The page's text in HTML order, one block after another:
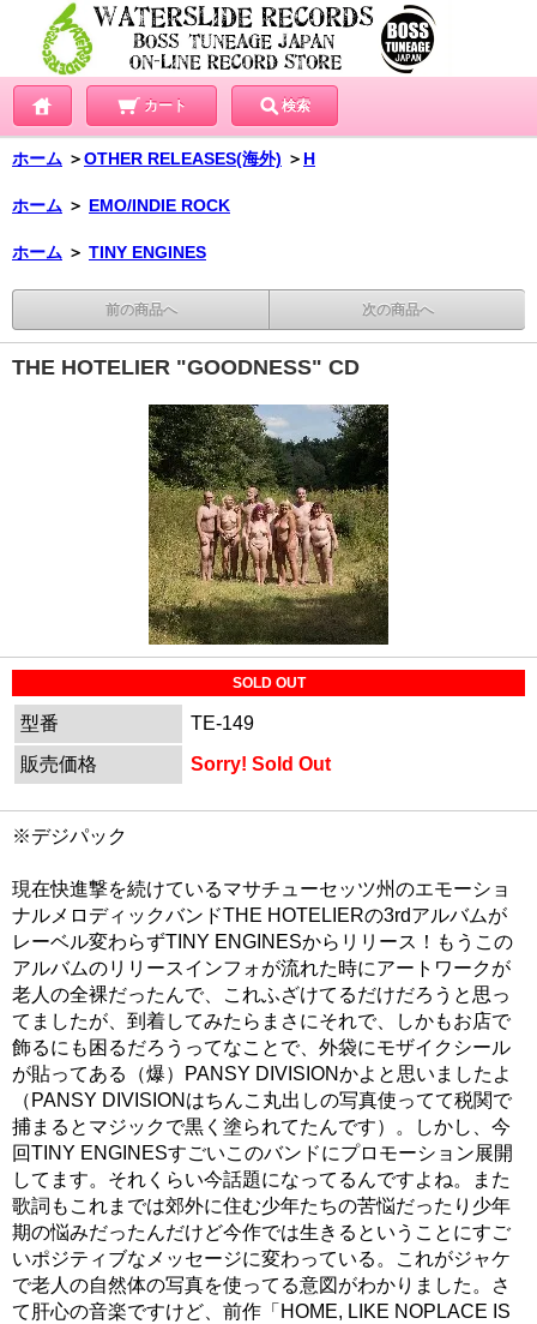
カート 検索
ホーム ＞OTHER RELEASES(海外) ＞ H
ホーム ＞ EMO/INDIE ROCK
ホーム ＞ TINY ENGINES
前の商品へ 次の商品へ
THE HOTELIER "GOODNESS" CD
SOLD OUT
型番
TE-149
販売価格
Sorry! Sold Out
※デジパック
現在快進撃を続けているマサチューセッツ州のエモーショ
ナルメロディックバンドTHE HOTELIERの3rdアルバムが
レーベル変わらずTINY ENGINESからリリース！もうこの
アルバムのリリースインフォが流れた時にアートワークが
老人の全裸だったんで、これふざけてるだけだろうと思っ
てましたが、到着してみたらまさにそれで、しかもお店で
飾るにも困るだろうってなことで、外袋にモザイクシール
が貼ってある（爆）PANSY DIVISIONかよと思いましたよ
（PANSY DIVISIONはちんこ丸出しの写真使ってて税関で
捕まるとマジックで黒く塗られてたんです）。しかし、今
回TINY ENGINESすごいこのバンドにプロモーション展開
してます。それくらい今話題になってるんですよね。また
歌詞もこれまでは郊外に住む少年たちの苦悩だったり少年
期の悩みだったんだけど今作では生きるということにすご
いポジティブなメッセージに変わっている。これがジャケ
で老人の自然体の写真を使ってる意図がわかりました。さ
て肝心の音楽ですけど、前作「HOME, LIKE NOPLACE IS